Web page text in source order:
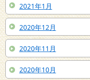
2021年1月
2020年12月
2020年11月
2020年10月